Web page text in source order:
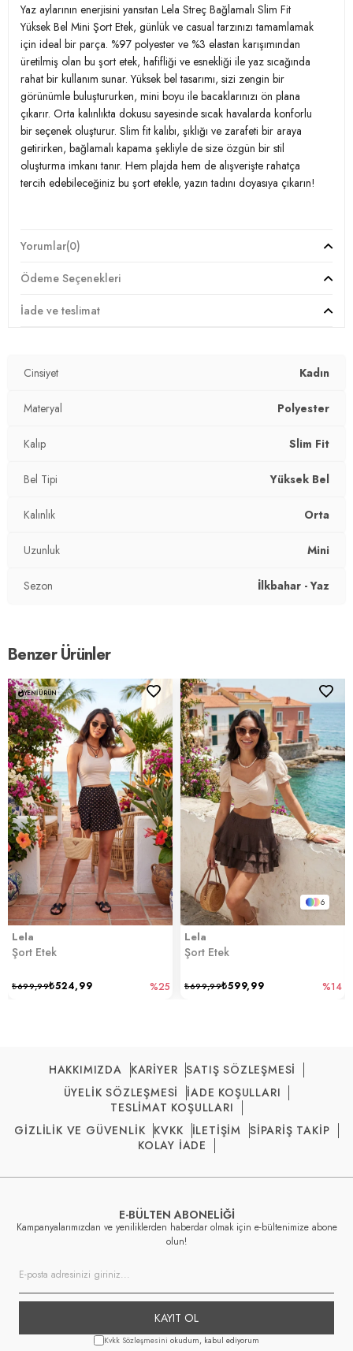
Yaz aylarının enerjisini yansıtan Lela Streç Bağlamalı Slim Fit
Yüksek Bel Mini Şort Etek, günlük ve casual tarzınızı tamamlamak
için ideal bir parça. %97 polyester ve %3 elastan karışımından
üretilmiş olan bu şort etek, hafifliği ve esnekliği ile yaz sıcağında
rahat bir kullanım sunar. Yüksek bel tasarımı, sizi zengin bir
görünümle buluştururken, mini boyu ile bacaklarınızı ön plana
çıkarır. Orta kalınlıkta dokusu sayesinde sıcak havalarda konforlu
bir seçenek oluşturur. Slim fit kalıbı, şıklığı ve zarafeti bir araya
getirirken, bağlamalı kapama şekliyle de size özgün bir stil
oluşturma imkanı tanır. Hem plajda hem de alışverişte rahatça
tercih edebileceğiniz bu şort etekle, yazın tadını doyasıya çıkarın!
Giyim Tarzı: Günlük/Casual
Mevsim: Yazlık
Kapama Şekli:
Bel:Yüksek Bel
Uzunluk:
Kalınlık:
Kalıp Bilgisi:
Yaş Grubu:
Yorumlar(0)
Ödeme Seçenekleri
İade ve teslimat
Cinsiyet Kadın
Materyal Polyester
Kalıp Slim Fit
Bel Tipi Yüksek Bel
Kalınlık Orta
Uzunluk Mini
Sezon İlkbahar - Yaz
Benzer Ürünler
Lela
Şort Etek
₺524,99
₺699,99 %25
YENI ÜRÜN
6
Lela
Şort Etek
₺599,99
₺699,99 %14
HAKKIMIZDA KARİYER SATIŞ SÖZLEŞMESİ
ÜYELİK SÖZLEŞMESİ
İADE KOŞULLARI
TESLİMAT KOŞULLARI
GİZLİLİK VE GÜVENLİK KVKK İLETİŞİM
SİPARİŞ TAKİP
KOLAY İADE
E-BÜLTEN ABONELİĞİ
Kampanyalarımızdan ve yeniliklerden haberdar olmak için e-bültenimize abone
olun!
KAYIT OL
Kvkk Sözleşmesini okudum, kabul ediyorum